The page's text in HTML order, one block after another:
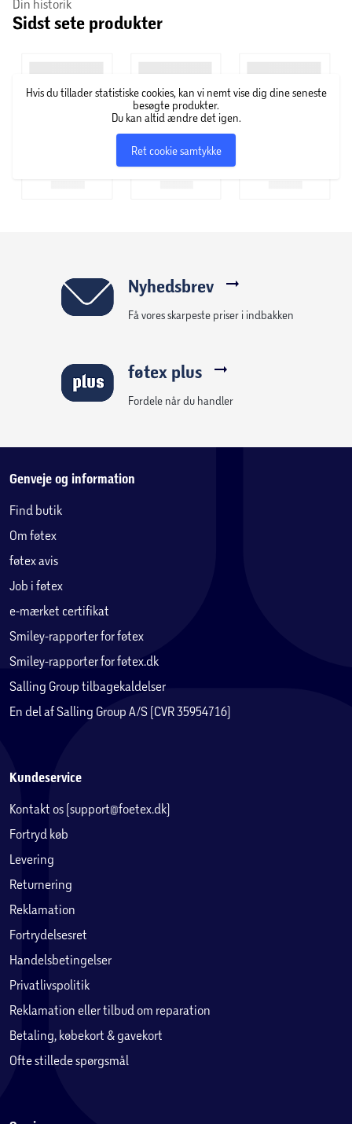
Din historik
Sidst sete produkter
Hvis du tillader statistiske cookies, kan vi nemt vise dig dine seneste
besøgte produkter.
Du kan altid ændre det igen.
Ret cookie samtykke
Nyhedsbrev
Få vores skarpeste priser i indbakken
føtex plus
Fordele når du handler
Genveje og information
Find butik
Om føtex
føtex avis
Job i føtex
e-mærket certifikat
Smiley-rapporter for føtex
Smiley-rapporter for føtex.dk
Salling Group tilbagekaldelser
En del af Salling Group A/S (CVR 35954716)
Kundeservice
Kontakt os (support@foetex.dk)
Fortryd køb
Levering
Returnering
Reklamation
Fortrydelsesret
Handelsbetingelser
Privatlivspolitik
Reklamation eller tilbud om reparation
Betaling, købekort & gavekort
Ofte stillede spørgsmål